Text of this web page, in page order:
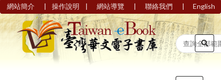
網站簡介 | 操作說明 | 網站導覽 | 聯絡我們 | English